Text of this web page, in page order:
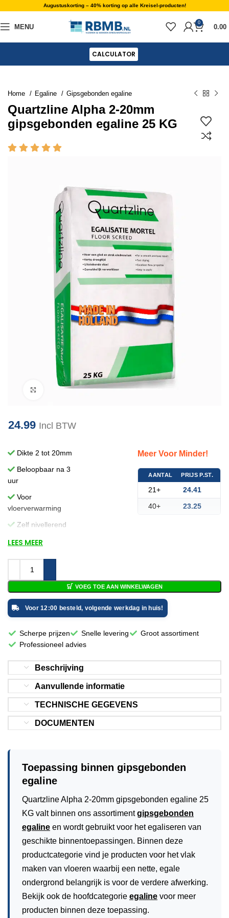
Augustuskorting – 40% korting op alle Kreisel-producten!
MENU
0
0.00
CALCULATOR
Home Egaline Gipsgebonden egaline
Quartzline Alpha 2-20mm
gipsgebonden egaline 25 KG
Klik om te vergroten
24.99 Incl BTW
Dikte 2 tot 20mm
Beloopbaar na 3
uur
Voor
vloerverwarming
Zelf nivellerend
Meer Voor Minder!
AANTAL PRIJS P.ST.
21+
24.41
40+
23.25
LEES MEER
VOEG TOE AAN WINKELWAGEN
Voor 12:00 besteld, volgende werkdag in huis!
Scherpe prijzen Snelle levering
Groot assortiment
Professioneel advies
Beschrijving
Aanvullende informatie
TECHNISCHE GEGEVENS
DOCUMENTEN
Toepassing binnen gipsgebonden
egaline
Quartzline Alpha 2-20mm gipsgebonden egaline 25
KG valt binnen ons assortimentgipsgebonden
egaline en wordt gebruikt voor het egaliseren van
geschikte binnentoepassingen. Binnen deze
productcategorie vind je producten voor het vlak
maken van vloeren waarbij een nette, egale
ondergrond belangrijk is voor de verdere afwerking.
Bekijk ook de hoofdcategorie egaline voor meer
producten binnen deze toepassing.